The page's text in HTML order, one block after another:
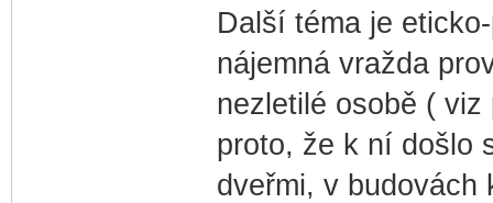
Další téma je
nájemná vražda
nezletilé osobě (
proto, že k ní došlo
dveřmi, v budovách